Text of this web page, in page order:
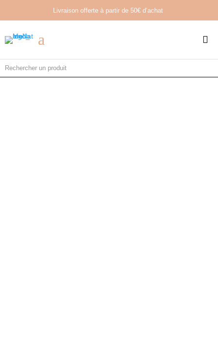
Livraison offerte à partir de 50€ d’achat
